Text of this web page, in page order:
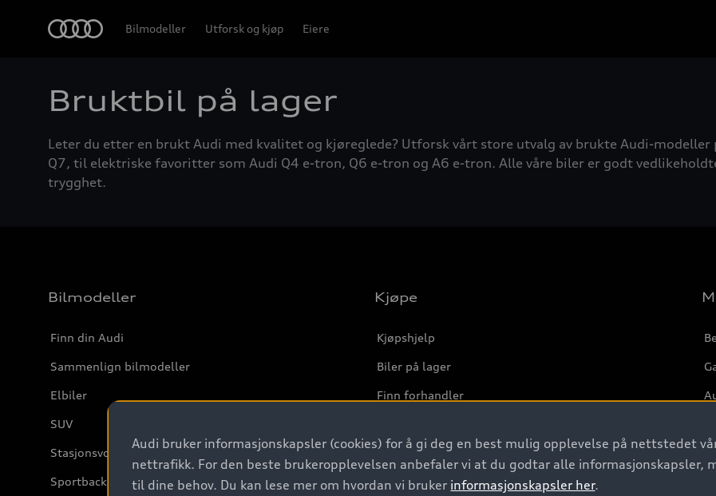
Bilmodeller Utforsk og kjøp Eiere
Bruktbil på lager
Leter du etter en brukt Audi med kvalitet og kjøreglede? Utforsk vårt store utvalg av brukte Audi-
Q7, til elektriske favoritter som Audi Q4 e-tron, Q6 e-tron og A6 e-tron. Alle våre biler er godt
trygghet.
Bilmodeller
Finn din Audi
Sammenlign bilmodeller
Elbiler
SUV
Stasjonsvogn
Sportback
Kjøpe
Kjøpshjelp
Biler på lager
Finn forhandler
Kontakt forhandler
Prislister
Audi bruker informasjonskapsler (cookies) for å gi deg en best mulig opplevelse på nettstedet
nettrafikk. For den beste brukeropplevelsen anbefaler vi at du godtar alle informasjonskapsler,
til dine behov. Du kan lese mer om hvordan vi bruker informasjonskapsler her.